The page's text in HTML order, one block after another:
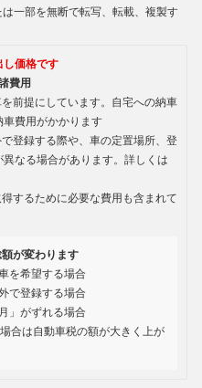
一部を無断で転写、転載、複製す
し価格です
費用
前提にしています。自宅への納車
費用がかかります
登録する際や、車の定置場所、登
なる場合があります。詳しくは
するために必要な費用も含まれて
額が変わります
を希望する場合
で登録する場合
」がずれる場合
合は自動車税の額が大きく上が